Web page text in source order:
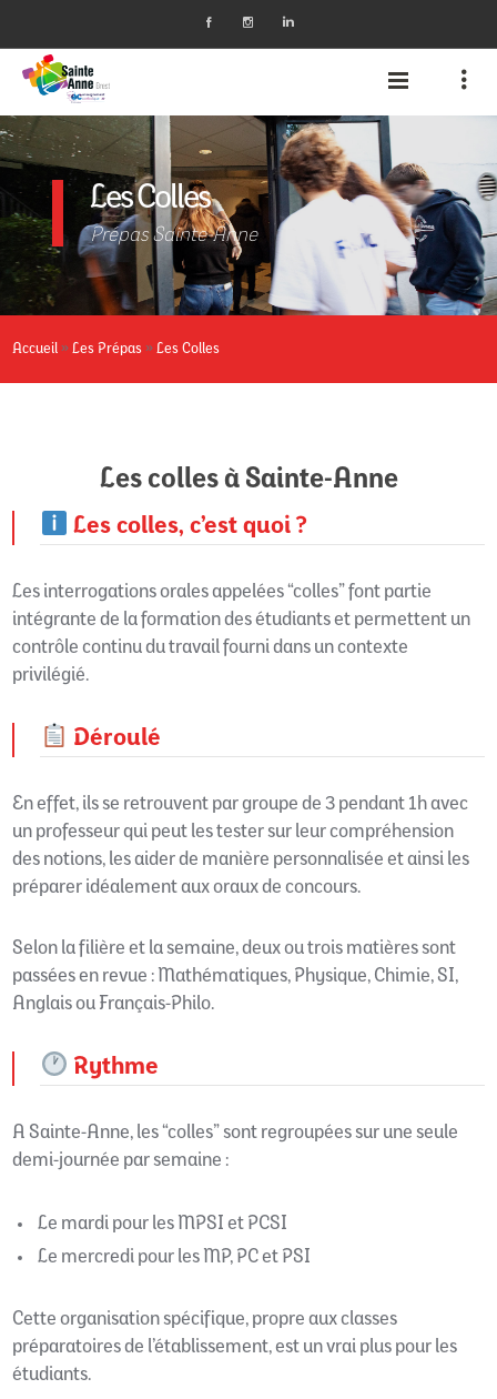
Les Colles
Prépas Sainte-Anne
Accueil »Les Prépas »Les Colles
Les colles à Sainte-Anne
Les colles, c’est quoi ?
Les interrogations orales appelées “colles” font partie
intégrante de la formation des étudiants et permettent un
contrôle continu du travail fourni dans un contexte
privilégié.
Déroulé
En effet, ils se retrouvent par groupe de 3 pendant 1h avec
un professeur qui peut les tester sur leur compréhension
des notions, les aider de manière personnalisée et ainsi les
préparer idéalement aux oraux de concours.
Selon la filière et la semaine, deux ou trois matières sont
passées en revue : Mathématiques, Physique, Chimie, SI,
Anglais ou Français-Philo.
Rythme
A Sainte-Anne, les “colles” sont regroupées sur une seule
demi-journée par semaine :
Le mardi pour les MPSI et PCSI
Le mercredi pour les MP, PC et PSI
Cette organisation spécifique, propre aux classes
préparatoires de l’établissement, est un vrai plus pour les
étudiants.